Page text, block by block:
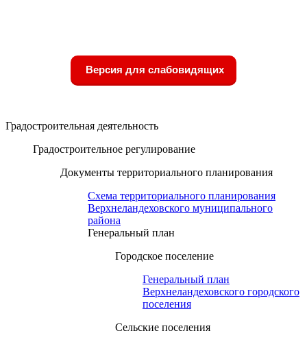
Версия для слабовидящих
Градостроительная деятельность
Градостроительное регулирование
Документы территориального планирования
Схема территориального планирования
Верхнеландеховского муниципального
района
Генеральный план
Городское поселение
Генеральный план
Верхнеландеховского городского
поселения
Сельские поселения